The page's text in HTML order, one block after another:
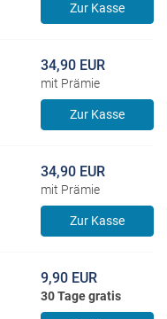
Zur Kasse
34,90 EUR
mit Prämie
Zur Kasse
34,90 EUR
mit Prämie
Zur Kasse
9,90 EUR
30 Tage gratis